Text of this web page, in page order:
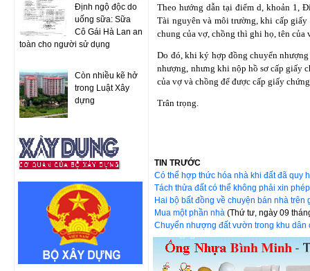
Định ngộ độc do
uống sữa: Sữa
Cô Gái Hà Lan an
toàn cho người sử dụng
Còn nhiều kẽ hở
trong Luật Xây
dựng
Theo hướng dẫn tại điểm d, khoản 1,
Tài nguyên và môi trường, khi cấp giấy
chung của vợ, chồng thì ghi họ, tên của
Do đó, khi ký hợp đồng chuyển
nhượng, nhưng khi nộp hồ sơ cấp giấy
của vợ và chồng để được cấp giấy
Trân trọng.
TIN TRƯỚC
Có thể hợp thức hóa nhà khi đất đã quy
Tách thửa đất có thể không phải xin
Hai bộ bất đồng về chuyện bán nhà trên
Mua một phần nhà(Thứ tư, ngày 09
Chuyển nhượng đất vườn trong khu